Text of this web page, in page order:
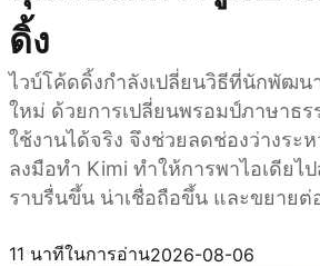
ดิ้ง
ไวบ์โค้ดดิ้งกำลังเปลี่ยนวิธีที่นักพัฒน
ใหม่ ด้วยการเปลี่ยนพรอมป์ภาษาธ
ใช้งานได้จริง จึงช่วยลดช่องว่างระห
ลงมือทำ Kimi ทำให้การพาไอเดียไ
ราบรื่นขึ้น น่าเชื่อถือขึ้น และขยายต่
11 นาทีในการอ่าน2026-08-06